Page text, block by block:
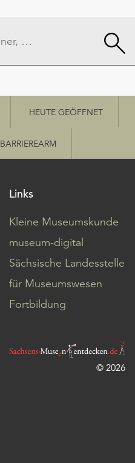
HEUTE GEÖFFNET
BARRIEREARM
Links
Kleine Museumskunde
museum-digital
Sächsische Landesstelle
für Museumswesen
Fortbildung
© 2026